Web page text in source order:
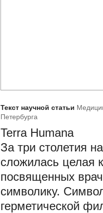
Текст научной статьи
Петербурга
Terra Humana
За три столетия
сложилась целая
посвященных
символику.
герметической